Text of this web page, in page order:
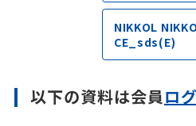
NIKKOL
CE_sds(E)
以下の資料は会員ロ